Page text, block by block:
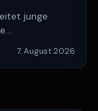
junge
vor den
7. August 2026